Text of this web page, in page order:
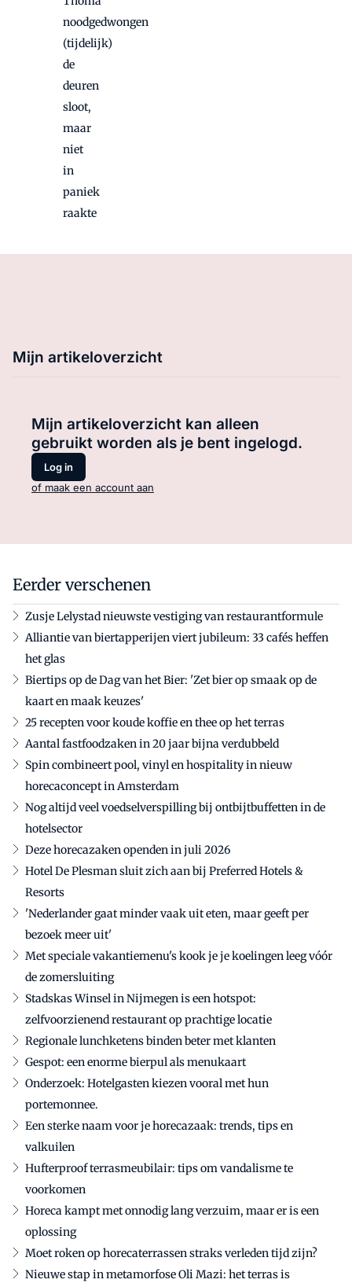
noodgedwongen
(tijdelijk)
de
deuren
sloot,
maar
niet
in
paniek
raakte
Mijn artikeloverzicht
Mijn artikeloverzicht kan alleen
gebruikt worden als je bent ingelogd.
Log in
of maak een account aan
Eerder verschenen
Zusje Lelystad nieuwste vestiging van restaurantformule
Alliantie van biertapperijen viert jubileum: 33 cafés heffen
het glas
Biertips op de Dag van het Bier: 'Zet bier op smaak op de
kaart en maak keuzes'
25 recepten voor koude koffie en thee op het terras
Aantal fastfoodzaken in 20 jaar bijna verdubbeld
Spin combineert pool, vinyl en hospitality in nieuw
horecaconcept in Amsterdam
Nog altijd veel voedselverspilling bij ontbijtbuffetten in de
hotelsector
Deze horecazaken openden in juli 2026
Hotel De Plesman sluit zich aan bij Preferred Hotels &
Resorts
'Nederlander gaat minder vaak uit eten, maar geeft per
bezoek meer uit'
Met speciale vakantiemenu's kook je je koelingen leeg vóór
de zomersluiting
Stadskas Winsel in Nijmegen is een hotspot:
zelfvoorzienend restaurant op prachtige locatie
Regionale lunchketens binden beter met klanten
Gespot: een enorme bierpul als menukaart
Onderzoek: Hotelgasten kiezen vooral met hun
portemonnee.
Een sterke naam voor je horecazaak: trends, tips en
valkuilen
Hufterproof terrasmeubilair: tips om vandalisme te
voorkomen
Horeca kampt met onnodig lang verzuim, maar er is een
oplossing
Moet roken op horecaterrassen straks verleden tijd zijn?
Nieuwe stap in metamorfose Oli Mazi: het terras is